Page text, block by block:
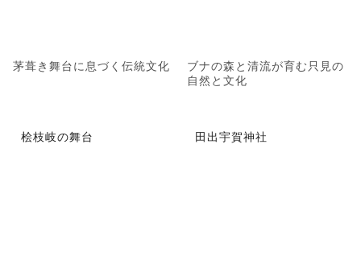
茅葺き舞台に息づく伝統文化
ブナの森と清流が育む只見の
自然と文化
桧枝岐の舞台 田出宇賀神社